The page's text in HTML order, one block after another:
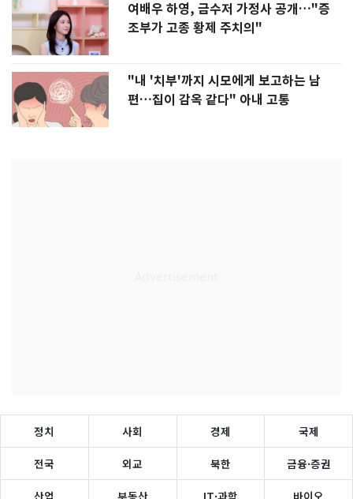
여배우 하영, 금수저 가정사 공개…"증
조부가 고종 황제 주치의"
"내 '치부'까지 시모에게 보고하는 남
편…집이 감옥 같다" 아내 고통
정치 사회 경제 국제
전국 외교 북한 금융·증권